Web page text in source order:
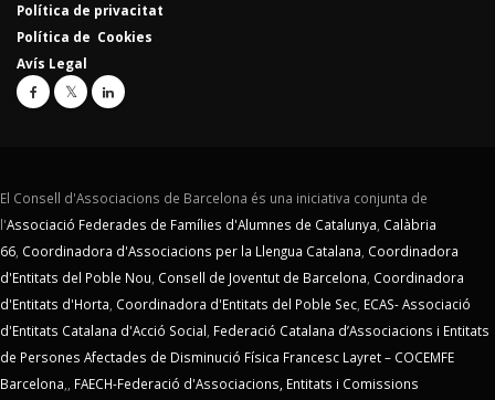
Política de privacitat
Política de Cookies
Avís Legal
El Consell d'Associacions de Barcelona és una iniciativa conjunta de
l'Associació Federades de Famílies d'Alumnes de Catalunya, Calàbria
66, Coordinadora d'Associacions per la Llengua Catalana, Coordinadora
d'Entitats del Poble Nou, Consell de Joventut de Barcelona, Coordinadora
d'Entitats d'Horta, Coordinadora d'Entitats del Poble Sec, ECAS- Associació
d'Entitats Catalana d'Acció Social, Federació Catalana d’Associacions i Entitats
de Persones Afectades de Disminució Física Francesc Layret – COCEMFE
Barcelona,, FAECH-Federació d'Associacions, Entitats i Comissions